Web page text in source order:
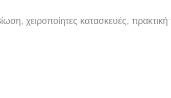
χειροποίητες κατασκευές,